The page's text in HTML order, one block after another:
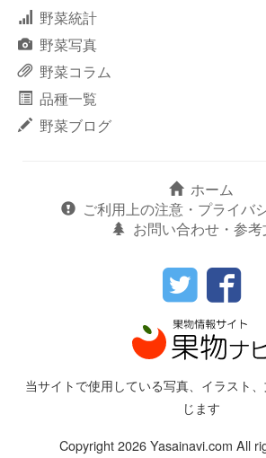
野菜統計
野菜写真
野菜コラム
品種一覧
野菜ブログ
ホーム
ご利用上の注意・プライバ
お問い合わせ・参
当サイトで使用している写真、イラスト
じます
Copyright 2026 Yasainavi.com All